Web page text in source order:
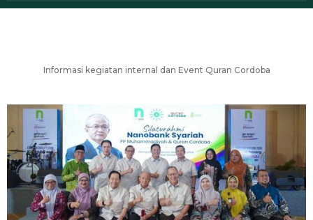
Informasi kegiatan internal dan Event Quran Cordoba